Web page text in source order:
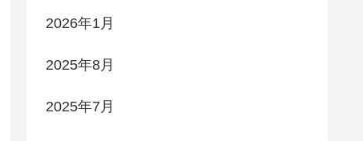
2026年1月
2025年8月
2025年7月